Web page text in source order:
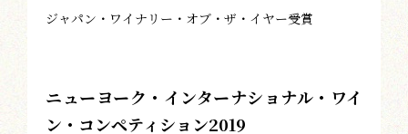
ジャパン・ワイナリー・オブ・ザ・イヤー受賞
ニューヨーク・インターナショナル・ワイ
ン・コンペティション2019